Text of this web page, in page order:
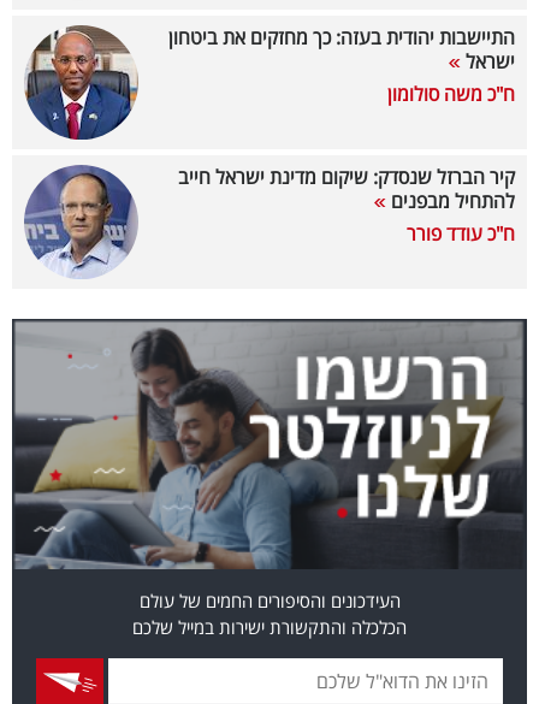
קריירה
מינויים
רייטינג
בריאות
תרבות
ופנאי
תיירות
הכלכלי
התיישבות יהודית בעזה: כך מחזקים את ביטחון
ישראל
ח"כ משה סולומון
קיר הברזל שנסדק: שיקום מדינת ישראל חייב
להתחיל מבפנים
ח"כ עודד פורר
העידכונים והסיפורים החמים של עולם
הכלכלה והתקשורת ישירות במייל שלכם